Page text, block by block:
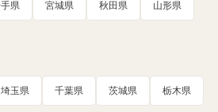
県 宮城県 秋田県 山形県
埼玉県 千葉県 茨城県 栃木県